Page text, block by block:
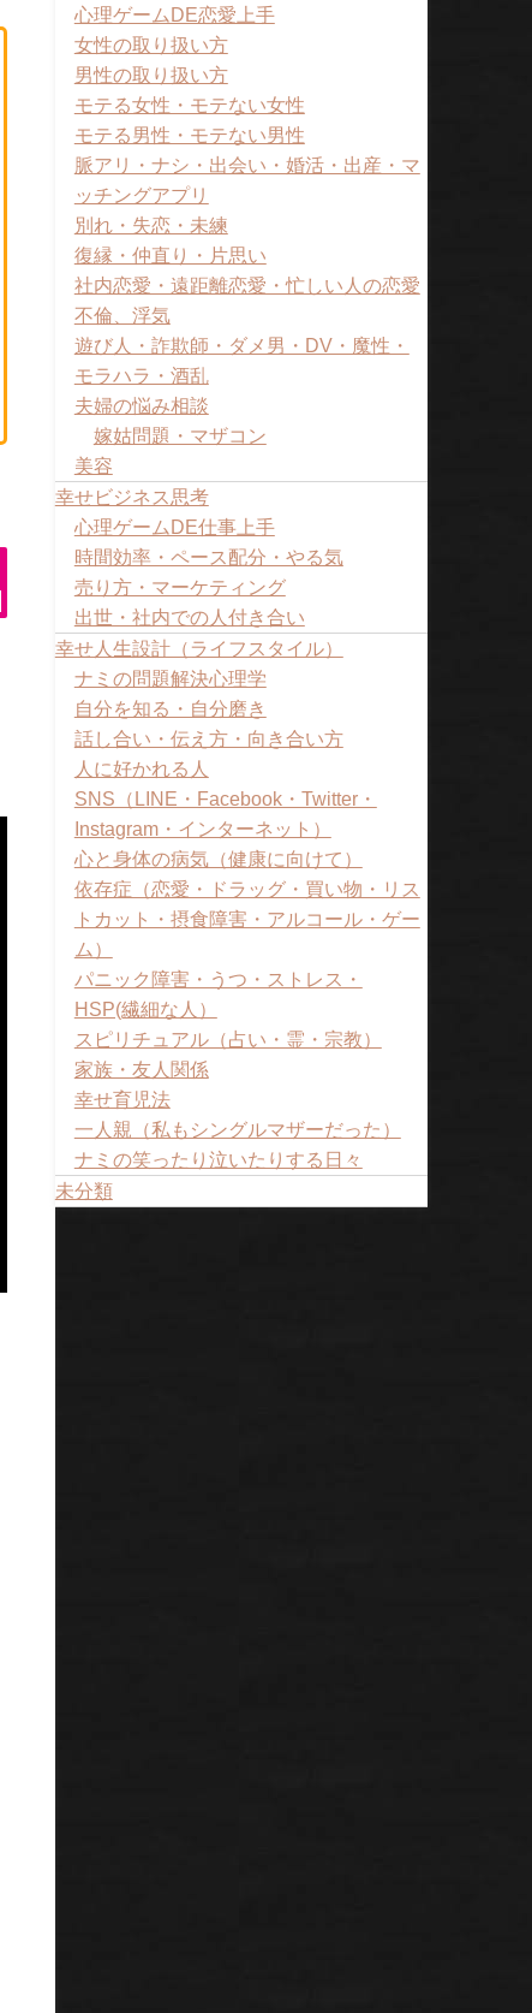
心理ゲームDE恋愛上手
女性の取り扱い方
男性の取り扱い方
モテる女性・モテない女性
モテる男性・モテない男性
脈アリ・ナシ・出会い・婚活・出産・マ
ッチングアプリ
別れ・失恋・未練
復縁・仲直り・片思い
社内恋愛・遠距離恋愛・忙しい人の恋愛
不倫、浮気
遊び人・詐欺師・ダメ男・DV・魔性・
モラハラ・酒乱
夫婦の悩み相談
嫁姑問題・マザコン
美容
幸せビジネス思考
心理ゲームDE仕事上手
時間効率・ペース配分・やる気
売り方・マーケティング
出世・社内での人付き合い
幸せ人生設計（ライフスタイル）
ナミの問題解決心理学
自分を知る・自分磨き
話し合い・伝え方・向き合い方
人に好かれる人
SNS（LINE・Facebook・Twitter・
Instagram・インターネット）
心と身体の病気（健康に向けて）
依存症（恋愛・ドラッグ・買い物・リス
トカット・摂食障害・アルコール・ゲー
ム）
パニック障害・うつ・ストレス・
HSP(繊細な人）
スピリチュアル（占い・霊・宗教）
家族・友人関係
幸せ育児法
一人親（私もシングルマザーだった）
ナミの笑ったり泣いたりする日々
未分類